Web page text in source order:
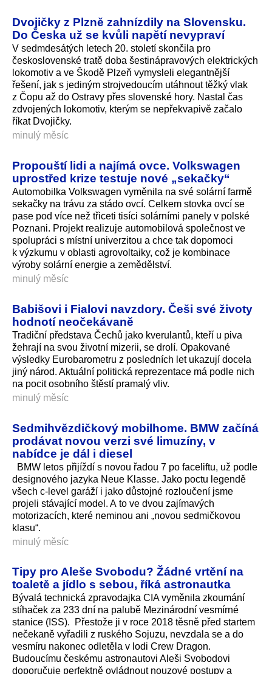
Dvojičky z Plzně zahnízdily na Slovensku.
Do Česka už se kvůli napětí nevypraví
V sedmdesátých letech 20. století skončila pro
československé tratě doba šestinápravových elektrických
lokomotiv a ve Škodě Plzeň vymysleli elegantnější
řešení, jak s jediným strojvedoucím utáhnout těžký vlak
z Čopu až do Ostravy přes slovenské hory. Nastal čas
zdvojených lokomotiv, kterým se nepřekvapivě začalo
říkat Dvojičky.
minulý měsíc
Propouští lidi a najímá ovce. Volkswagen
uprostřed krize testuje nové „sekačky“
Automobilka Volkswagen vyměnila na své solární farmě
sekačky na trávu za stádo ovcí. Celkem stovka ovcí se
pase pod více než třiceti tisíci solárními panely v polské
Poznani. Projekt realizuje automobilová společnost ve
spolupráci s místní univerzitou a chce tak dopomoci
k výzkumu v oblasti agrovoltaiky, což je kombinace
výroby solární energie a zemědělství.
minulý měsíc
Babišovi i Fialovi navzdory. Češi své životy
hodnotí neočekávaně
Tradiční představa Čechů jako kverulantů, kteří u piva
žehrají na svou životní mizerii, se drolí. Opakované
výsledky Eurobarometru z posledních let ukazují docela
jiný národ. Aktuální politická reprezentace má podle nich
na pocit osobního štěstí pramalý vliv.
minulý měsíc
Sedmihvězdičkový mobilhome. BMW začíná
prodávat novou verzi své limuzíny, v
nabídce je dál i diesel
BMW letos přijíždí s novou řadou 7 po faceliftu, už podle
designového jazyka Neue Klasse. Jako poctu legendě
všech c-level garáží i jako důstojné rozloučení jsme
projeli stávající model. A to ve dvou zajímavých
motorizacích, které neminou ani „novou sedmičkovou
klasu“.
minulý měsíc
Tipy pro Aleše Svobodu? Žádné vrtění na
toaletě a jídlo s sebou, říká astronautka
Bývalá technická zpravodajka CIA vyměnila zkoumání
stíhaček za 233 dní na palubě Mezinárodní vesmírné
stanice (ISS). Přestože ji v roce 2018 těsně před startem
nečekaně vyřadili z ruského Sojuzu, nevzdala se a do
vesmíru nakonec odletěla v lodi Crew Dragon.
Budoucímu českému astronautovi Aleši Svobodovi
doporučuje perfektně ovládnout nouzové postupy a